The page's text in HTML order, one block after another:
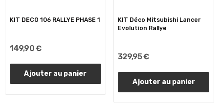
KIT DECO 106 RALLYE PHASE 1
149,90 €
Ajouter au panier
KIT Déco Mitsubishi Lancer
Evolution Rallye
329,95 €
Ajouter au panier